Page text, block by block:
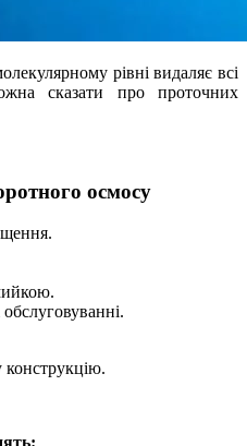
рівні видаляє всі
сказати про проточних
осмосу
обслуговуванні.